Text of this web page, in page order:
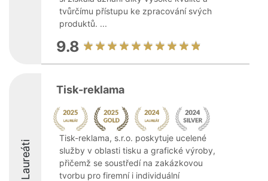
tvůrčímu přístupu ke zpracování svých
produktů. ...
9.8
Laureáti
Tisk-reklama
Tisk-reklama, s.r.o. poskytuje ucelené
služby v oblasti tisku a grafické výroby,
přičemž se soustředí na zakázkovou
tvorbu pro firemní i individuální